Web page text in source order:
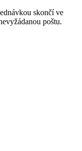
skončí ve
poštu.